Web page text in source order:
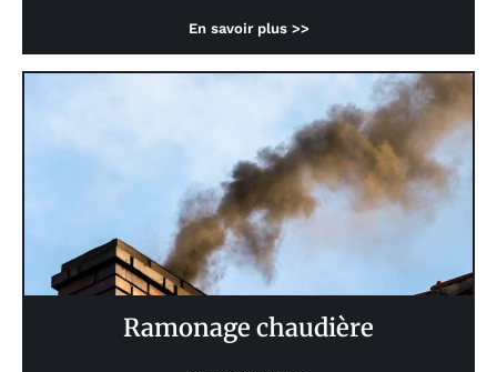
En savoir plus >>
Ramonage chaudière